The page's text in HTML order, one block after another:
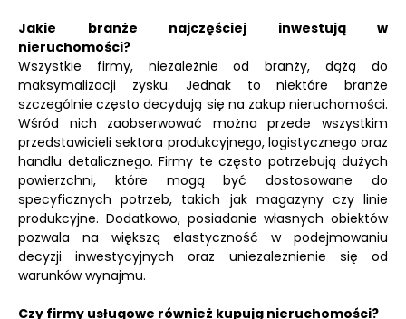
Jakie branże najczęściej inwestują w
nieruchomości?
Wszystkie firmy, niezależnie od branży, dążą do
maksymalizacji zysku. Jednak to niektóre branże
szczególnie często decydują się na zakup nieruchomości.
Wśród nich zaobserwować można przede wszystkim
przedstawicieli sektora produkcyjnego, logistycznego oraz
handlu detalicznego. Firmy te często potrzebują dużych
powierzchni, które mogą być dostosowane do
specyficznych potrzeb, takich jak magazyny czy linie
produkcyjne. Dodatkowo, posiadanie własnych obiektów
pozwala na większą elastyczność w podejmowaniu
decyzji inwestycyjnych oraz uniezależnienie się od
warunków wynajmu.
Czy firmy usługowe również kupują nieruchomości?